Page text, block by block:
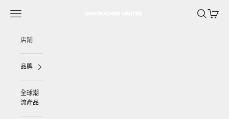
選單 搜尋購物車
店鋪
品牌
全球潮
流產品